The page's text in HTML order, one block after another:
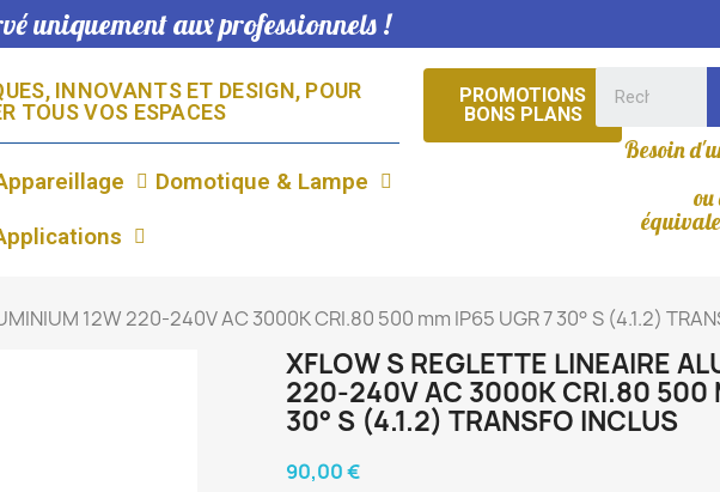
uniquement aux professionnels !
INNOVANTS ET DESIGN, POUR
TOUS VOS ESPACES​
Domotique & Lampe
PROMOTIONS
BONS PLANS
Besoin
ou
12W 220-240V AC 3000K CRI.80 500 mm IP65 UGR 7 30° S (4.1.2)
XFLOW S REGLETTE LINEAIRE
220-240V AC 3000K CRI.80 500
30° S (4.1.2) TRANSFO INCLUS
90,00 €